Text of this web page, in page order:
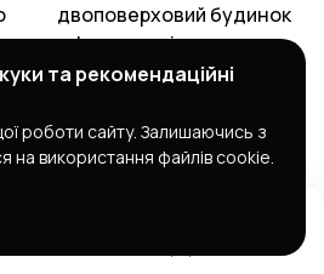
двоповерховий будинок
с. Іванковичі
Київ
Alisa
та рекомендаційні
роботи сайту. Залишаючись з
на використання файлів cookie.